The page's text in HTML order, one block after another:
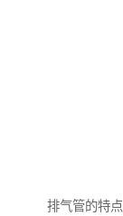
排气管的特